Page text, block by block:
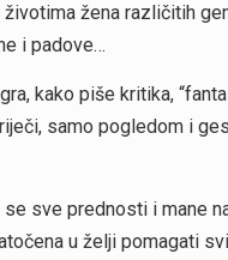
žena različitih
i padove…
kako piše kritika,
samo pogledom i
sve prednosti i mane
u želji pomagati